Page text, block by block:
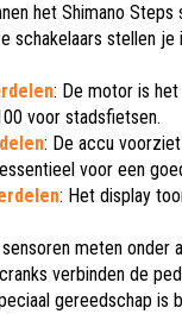
het Shimano
schakelaars stellen
: De motor is
voor stadsfietsen.
: De accu
voor een
: Het display
meten onder
verbinden de
gereedschap is